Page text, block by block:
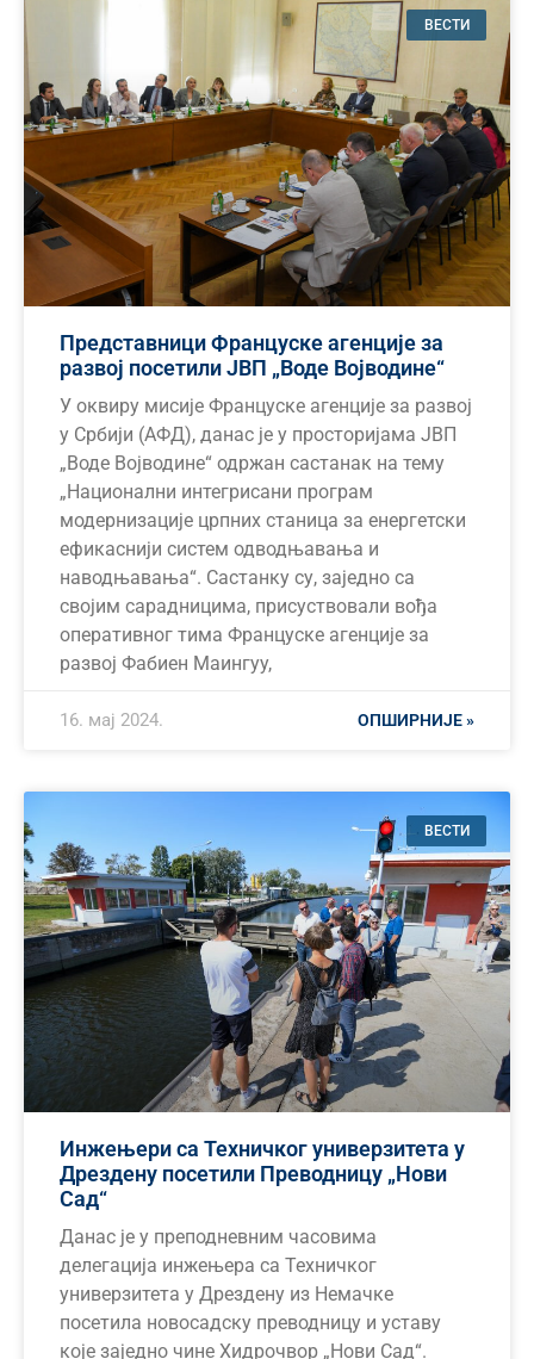
ВЕСТИ
Представници Француске агенције за
развој посетили ЈВП „Воде Војводине“
У оквиру мисије Француске агенције за развој
у Србији (АФД), данас је у просторијама ЈВП
„Воде Војводине“ одржан састанак на тему
„Национални интегрисани програм
модернизације црпних станица за енергетски
ефикаснији систем одводњавања и
наводњавања“. Састанку су, заједно са
својим сарадницима, присуствовали вођа
оперативног тима Француске агенције за
развој Фабиен Маингуy,
ОПШИРНИЈЕ »
16. мај 2024.
ВЕСТИ
Инжењери са Техничког универзитета у
Дрездену посетили Преводницу „Нови
Сад“
Данас је у преподневним часовима
делегација инжењера са Техничког
универзитета у Дрездену из Немачке
посетила новосадску преводницу и уставу
које заједно чине Хидрочвор „Нови Сад“.